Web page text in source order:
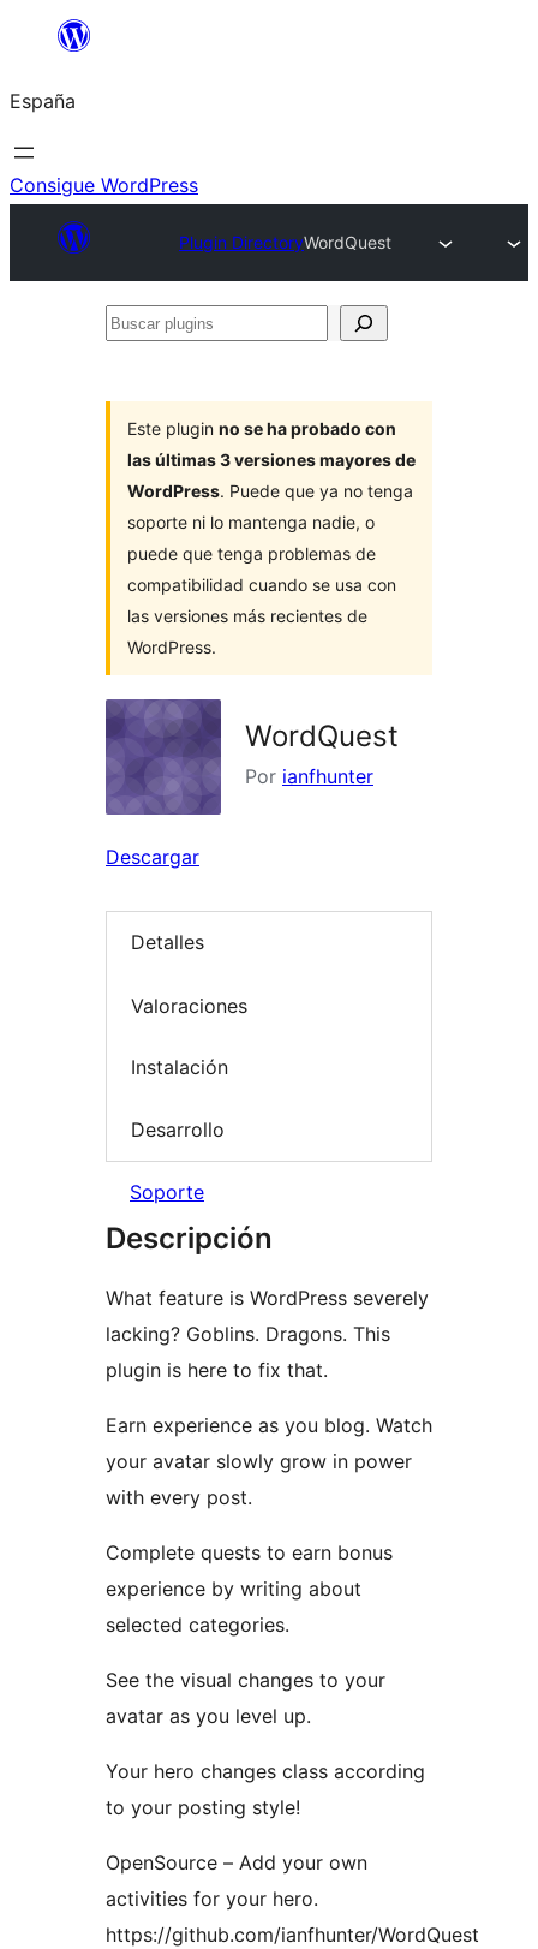
Saltar
contenido
España
Consigue WordPress
Plugin DirectoryWordQuest
Buscar
Este plugin no se ha probado con
las últimas 3 versiones mayores de
WordPress. Puede que ya no tenga
soporte ni lo mantenga nadie, o
puede que tenga problemas de
compatibilidad cuando se usa con
las versiones más recientes de
WordPress.
WordQuest
Por ianfhunter
Descargar
Detalles
Valoraciones
Instalación
Desarrollo
Soporte
Descripción
What feature is WordPress severely
lacking? Goblins. Dragons. This
plugin is here to fix that.
Earn experience as you blog. Watch
your avatar slowly grow in power
with every post.
Complete quests to earn bonus
experience by writing about
selected categories.
See the visual changes to your
avatar as you level up.
Your hero changes class according
to your posting style!
OpenSource – Add your own
activities for your hero.
https://github.com/ianfhunter/WordQuest